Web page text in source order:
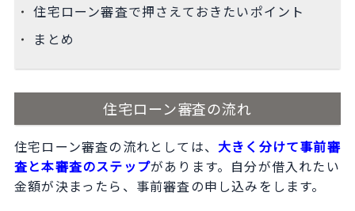
住宅ローン審査で押さえておきたいポイント
まとめ
住宅ローン審査の流れ
住宅ローン審査の流れとしては、 大きく分けて事前審
査と本審査のステップがあります。自分が借入れたい
金額が決まったら、事前審査の申し込みをします。